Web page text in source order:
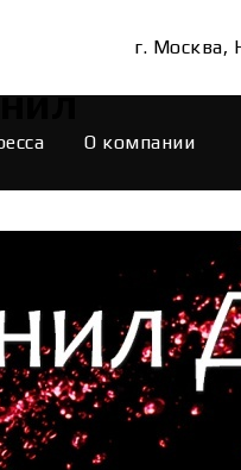
г. Москва,
О компании